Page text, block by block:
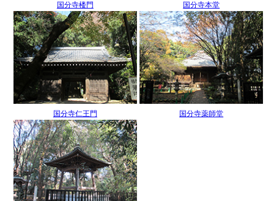
国分寺楼門 国分寺本堂
国分寺仁王門 国分寺薬師堂